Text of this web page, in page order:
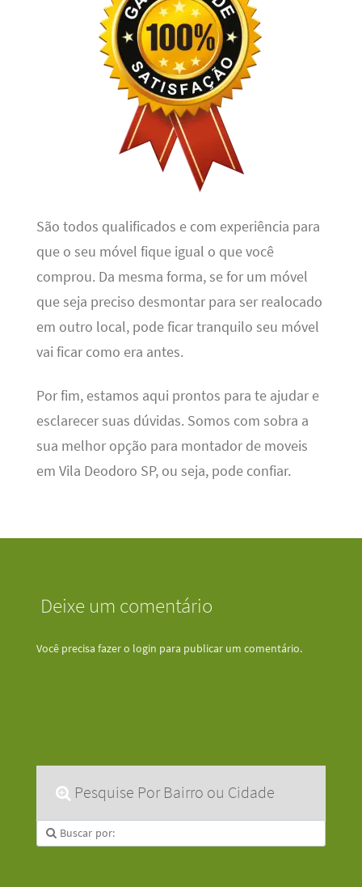
São todos qualificados e com experiência para
que o seu móvel fique igual o que você
comprou. Da mesma forma, se for um móvel
que seja preciso desmontar para ser realocado
em outro local, pode ficar tranquilo seu móvel
vai ficar como era antes.
Por fim, estamos aqui prontos para te ajudar e
esclarecer suas dúvidas. Somos com sobra a
sua melhor opção para montador de moveis
em Vila Deodoro SP, ou seja, pode confiar.
Deixe um comentário
Você precisa fazer o login para publicar um comentário.
Pesquise Por Bairro ou Cidade